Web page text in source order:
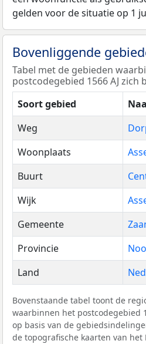
gelden voor de situatie op 1
Bovenliggende
Tabel met de gebieden
postcodegebied 1566 AJ zich
Soort gebied
Weg
Woonplaats
Buurt
Wijk
Gemeente
Provincie
Land
Bovenstaande tabel toont de
waarbinnen het postcodegebied
op basis van de
de topografische kaarten van het